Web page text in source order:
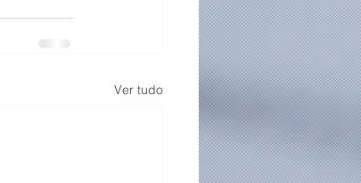
Ver tudo